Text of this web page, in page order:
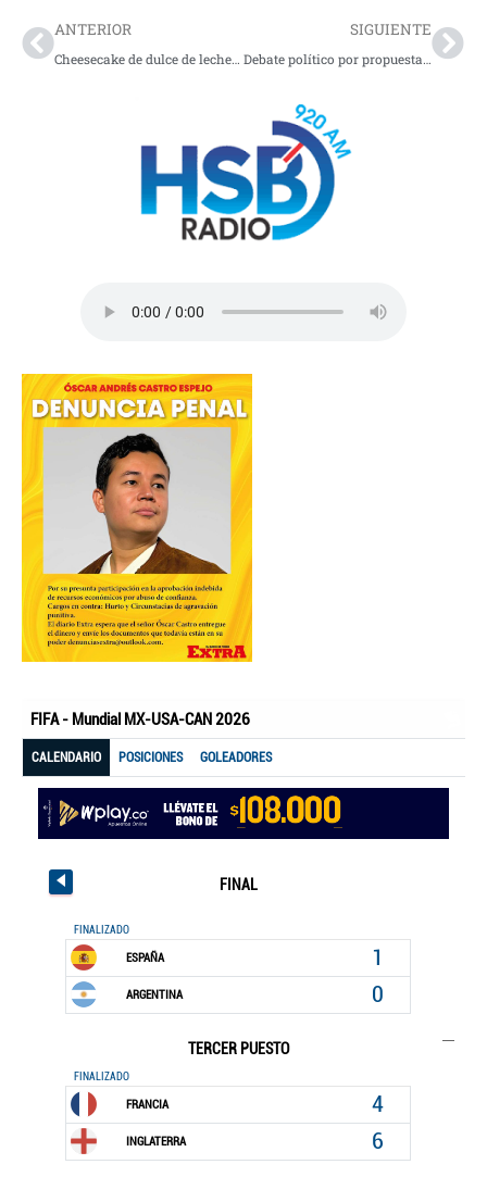
ANTERIOR
Cheesecake de dulce de leche gourmet, el mejor postrecito del día
SIGUIENTE
Debate político por propuesta de vouchers educativos en Colombia